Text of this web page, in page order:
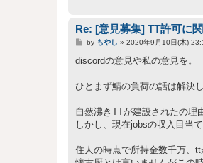
Re: [意見募集] TT許可に
投
記
by もやし » 2020年9月10日(木)
discordの意見や私の意見を。
ひとまず鯖の負荷の話は解決
自然沸きTTが建設されたの理
しかし、現在jobsの収入目当
住人の時点で所持金数千万、